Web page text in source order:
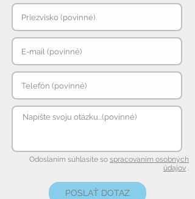
Odoslaním súhlasíte so spracovaním osobných
údajov .
POSLAŤ DOTAZ